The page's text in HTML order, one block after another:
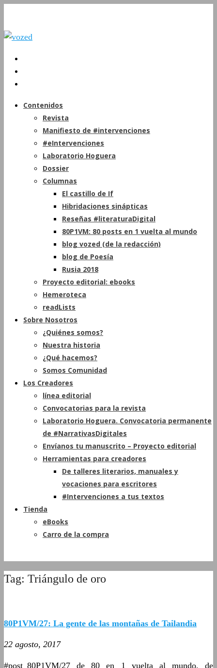
Contenidos
Revista
Manifiesto de #intervenciones
#eIntervenciones
Laboratorio Hoguera
Dossier
Columnas
El castillo de If
Hibridaciones sinápticas
Reseñas #literaturaDigital
80P1VM: 80 posts en 1 vuelta al mundo
blog vozed (de la redacción)
blog de Poesía
Rusia 2018
Proyecto editorial: ebooks
Hemeroteca
readLists
Sobre Nosotros
¿Quiénes somos?
Nuestra historia
¿Qué hacemos?
Somos Comunidad
Los Creadores
línea editorial
Convocatorias para la revista
Laboratorio Hoguera. Convocatoria permanente
de #NarrativasDigitales
Envíanos tu manuscrito – Proyecto editorial
Herramientas para creadores
De talleres literarios, manuales y
vocaciones para escritores
#Intervenciones a tus textos
Tienda
eBooks
Carro de la compra
Tag: Triángulo de oro
80P1VM/27: La gente de las montañas de Tailandia
22 agosto, 2017
#post_80P1VM/27 de 80 en 1 vuelta al mundo, de